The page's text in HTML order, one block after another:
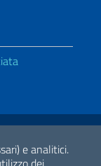
e analitici.